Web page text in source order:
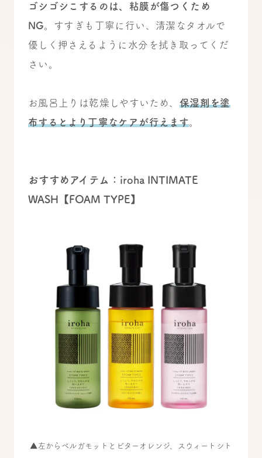
ゴシゴシこするのは、粘膜が傷つくため
NG。すすぎも丁寧に行い、清潔なタオルで
優しく押さえるように水分を拭き取ってくだ
さい。
お風呂上りは乾燥しやすいため、 保湿剤を塗
布するとより丁寧なケアが行えます。
おすすめアイテム：iroha INTIMATE
WASH【FOAM TYPE】
▲左からベルガモットとビターオレンジ、スウィートシト